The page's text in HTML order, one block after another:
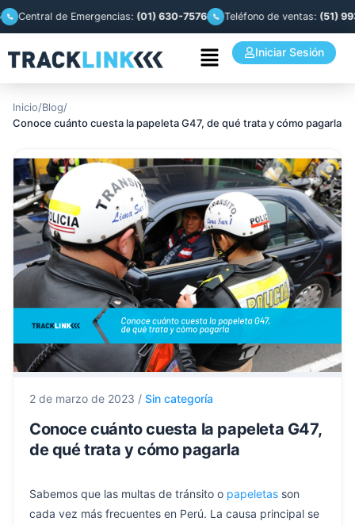
de Emergencias:(01) 630-7576 Teléfono de ventas:(51) 993
Iniciar Sesión
Inicio/Blog/
Conoce cuánto cuesta la papeleta G47, de qué trata y cómo pagarla
2 de marzo de 2023 / Sin categoría
Conoce cuánto cuesta la papeleta G47,
de qué trata y cómo pagarla
Sabemos que las multas de tránsito o papeletas son
cada vez más frecuentes en Perú. La causa principal se